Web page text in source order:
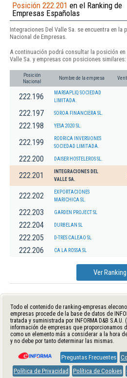
Posición 222.201 en el Ranking de
Empresas Españolas
Integraciones Del Valle Sa. se encuentra en la
Nacional de Empresas.
A continuación podrá consultar la posición en
Valle Sa. y empresas con posiciones similares:
Posición
Nacional
Nombre de la empresa
222.196
MARSAPLIQ SOCIEDAD
LIMITADA.
222.197 SOROA FINANCIERA SL.
222.198 YESA 2020 SL.
222.199
RODRICA INVERSIONES
SOCIEDAD LIMITADA.
222.200 DAISER HOSTELEROS SL.
222.201
INTEGRACIONES DEL
VALLE SA.
222.202
EXPORTACIONES
MARICHICA SL.
222.203 GARDEN PROJECT SL
222.204 DURBELAN SL
222.205 D-TRES CALEAO SL
222.206 CA LA ROSSA SL
Ver
Todo el contenido de ranking-
empresas procede de la base de datos de
tratada y suministrada por INFORMA D&B S.A.U.
información de empresas que proporcionamos
como un elemento más a considerar a la hora
y no debe por tanto determinar las mismas.
Preguntas Frecuentes
Política de Privacidad
Política de Cookies